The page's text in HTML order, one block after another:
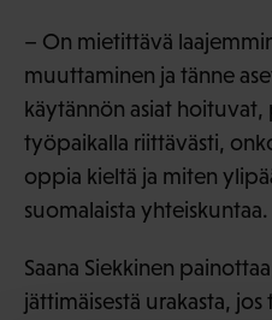
– On mietittävä
muuttaminen ja tänne
käytännön asiat
työpaikalla riittävästi,
oppia kieltä ja miten
suomalaista yhteiskuntaa.
Saana Siekkinen
jättimäisestä urakasta,